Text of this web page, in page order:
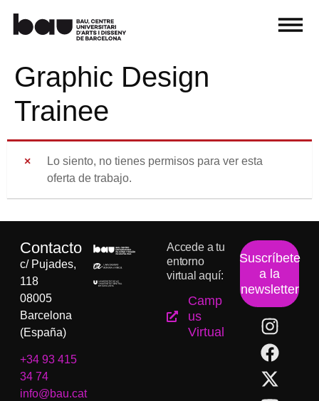
Graphic Design
Trainee
Lo siento, no tienes permisos para ver esta
oferta de trabajo.
Contacto
c/ Pujades,
118
08005
Barcelona
(España)
+34 93 415
34 74
info@bau.cat
Accede a tu
entorno
virtual aquí:
Camp
us
Virtual
Suscríbete
a la
newsletter